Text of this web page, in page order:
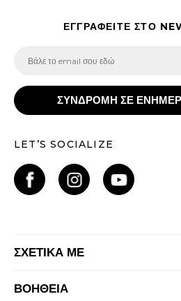
ΕΓΓΡΑΦΕΙΤΕ ΣΤΟ
ΣΥΝΔΡΟΜΗ ΣΕ
LET’S SOCIALIZE
ΣΧΕΤΙΚΑ ΜΕ
ΒΟΗΘΕΙΑ